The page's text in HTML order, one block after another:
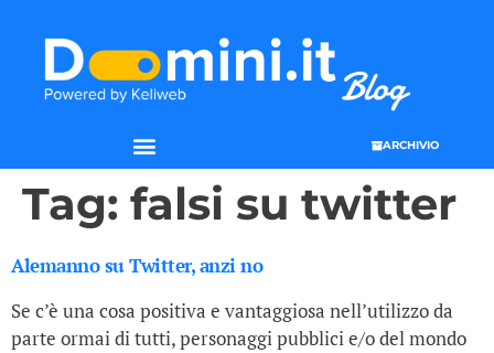
ARCHIVIO
Tag: falsi su twitter
Alemanno su Twitter, anzi no
Se c’è una cosa positiva e vantaggiosa nell’utilizzo da
parte ormai di tutti, personaggi pubblici e/o del mondo